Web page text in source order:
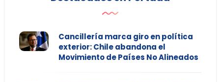
Cancillería marca giro en política
exterior: Chile abandona el
Movimiento de Países No Alineados